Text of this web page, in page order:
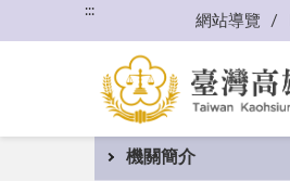
:::
網站導覽
機關簡介